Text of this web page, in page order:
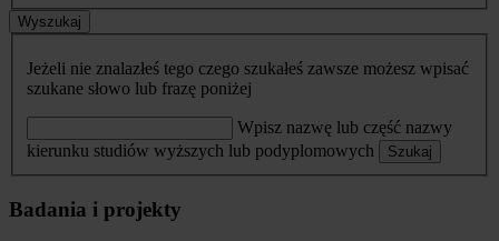
Wyszukaj
Jeżeli nie znalazłeś tego czego szukałeś zawsze możesz wpisać
szukane słowo lub frazę poniżej
Wpisz nazwę lub część nazwy
kierunku studiów wyższych lub podyplomowych
Szukaj
Badania i projekty